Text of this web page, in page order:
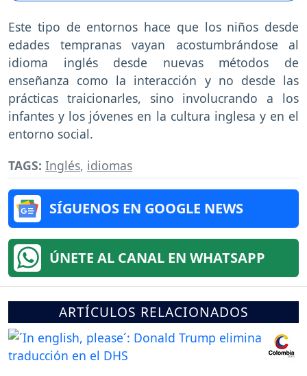
Este tipo de entornos hace que los niños desde
edades tempranas vayan acostumbrándose al
idioma inglés desde nuevas métodos de
enseñanza como la interacción y no desde las
prácticas traicionarles, sino involucrando a los
infantes y los jóvenes en la cultura inglesa y en el
entorno social.
TAGS: Inglés, idiomas
SÍGUENOS EN GOOGLE NEWS
ÚNETE AL CANAL EN WHATSAPP
ARTÍCULOS RELACIONADOS